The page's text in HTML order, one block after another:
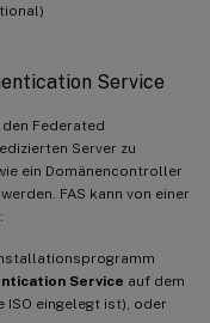
Service
Federated
Server zu
ein Domänencontroller
FAS kann von einer
Service auf dem
ISO eingelegt ist), oder